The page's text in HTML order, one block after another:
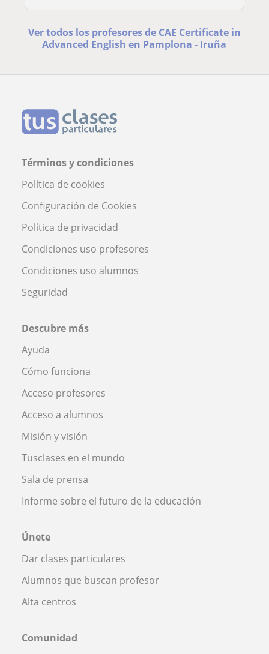
Ver todos los profesores de CAE Certificate in
Advanced English en Pamplona - Iruña
Términos y condiciones
Política de cookies
Configuración de Cookies
Política de privacidad
Condiciones uso profesores
Condiciones uso alumnos
Seguridad
Descubre más
Ayuda
Cómo funciona
Acceso profesores
Acceso a alumnos
Misión y visión
Tusclases en el mundo
Sala de prensa
Informe sobre el futuro de la educación
Únete
Dar clases particulares
Alumnos que buscan profesor
Alta centros
Comunidad